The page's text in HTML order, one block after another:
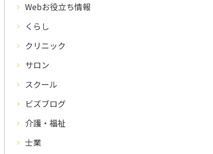
Webお役立ち情報
くらし
クリニック
サロン
スクール
ビズブログ
介護・福祉
士業